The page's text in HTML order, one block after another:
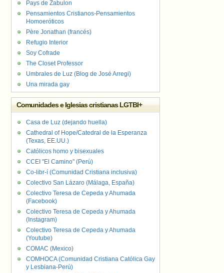
Pays de Zabulon
Pensamientos Cristianos-Pensamientos
Homoeróticos
Père Jonathan (francés)
Refugio Interior
Soy Cofrade
The Closet Professor
Umbrales de Luz (Blog de José Arregi)
Una mirada gay
Comunidades e Iglesias cristianas LGTBI+
Casa de Luz (dejando huella)
Cathedral of Hope/Catedral de la Esperanza
(Texas, EE.UU.)
Católicos homo y bisexuales
CCEI "El Camino" (Perú)
Co-libr-í (Comunidad Cristiana inclusiva)
Colectivo San Lázaro (Málaga, España)
Colectivo Teresa de Cepeda y Ahumada
(Facebook)
Colectivo Teresa de Cepeda y Ahumada
(Instagram)
Colectivo Teresa de Cepeda y Ahumada
(Youtube)
COMAC (Mexico)
COMHOCA (Comunidad Cristiana Católica Gay
y Lesbiana-Perú)